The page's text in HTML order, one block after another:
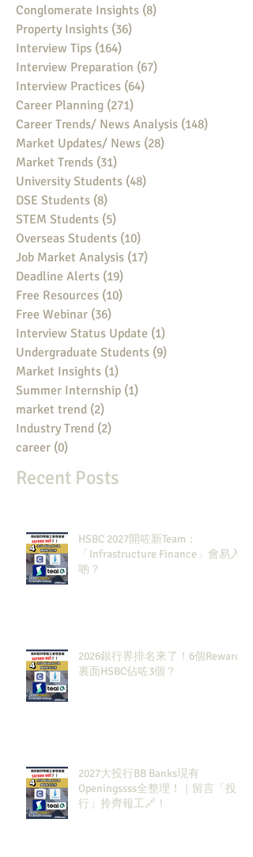
Conglomerate Insights (8)
Property Insights (36)
Interview Tips (164)
Interview Preparation (67)
Interview Practices (64)
Career Planning (271)
Career Trends/ News Analysis (148)
Market Updates/ News (28)
Market Trends (31)
University Students (48)
DSE Students (8)
STEM Students (5)
Overseas Students (10)
Job Market Analysis (17)
Deadline Alerts (19)
Free Resources (10)
Free Webinar (36)
Interview Status Update (1)
Undergraduate Students (9)
Market Insights (1)
Summer Internship (1)
market trend (2)
Industry Trend (2)
career (0)
Recent Posts
HSBC 2027開咗新Team：
「Infrastructure Finance」會易入
啲？
2026銀行界排名來了！6個Rewards
裏面HSBC佔咗3個？
2027大投行BB Banks現有
Openingssss全整理！｜留言「投
行」拎齊報工🔗！